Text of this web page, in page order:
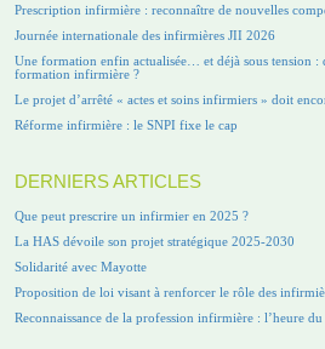
Prescription infirmière : reconnaître de nouvelles
Journée internationale des infirmières JII 2026
Une formation enfin actualisée… et déjà sous tension :
formation infirmière ?
Le projet d’arrêté « actes et soins infirmiers » doit
Réforme infirmière : le SNPI fixe le cap
DERNIERS ARTICLES
Que peut prescrire un infirmier en 2025 ?
La HAS dévoile son projet stratégique 2025-2030
Solidarité avec Mayotte
Proposition de loi visant à renforcer le rôle des
Reconnaissance de la profession infirmière : l’heure